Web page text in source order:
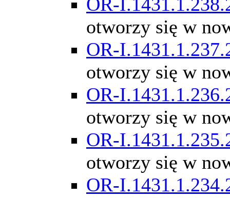
otworzy się w
OR-
otworzy się w
OR-
otworzy się w
OR-
otworzy się w
OR-